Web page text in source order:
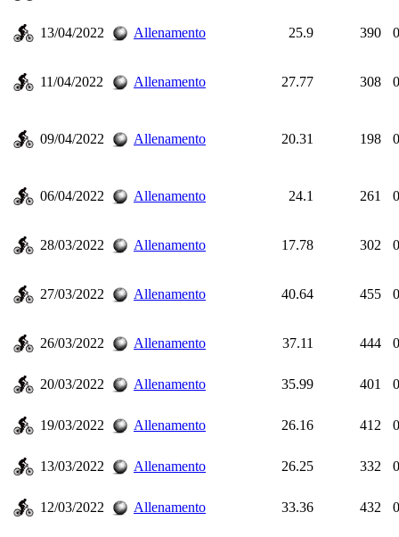
13/04/2022 Allenamento 25.9 390
11/04/2022 Allenamento 27.77 308
09/04/2022 Allenamento 20.31 198
06/04/2022 Allenamento 24.1 261
28/03/2022 Allenamento 17.78 302
27/03/2022 Allenamento 40.64 455
26/03/2022 Allenamento 37.11 444
20/03/2022 Allenamento 35.99 401
19/03/2022 Allenamento 26.16 412
13/03/2022 Allenamento 26.25 332
12/03/2022 Allenamento 33.36 432